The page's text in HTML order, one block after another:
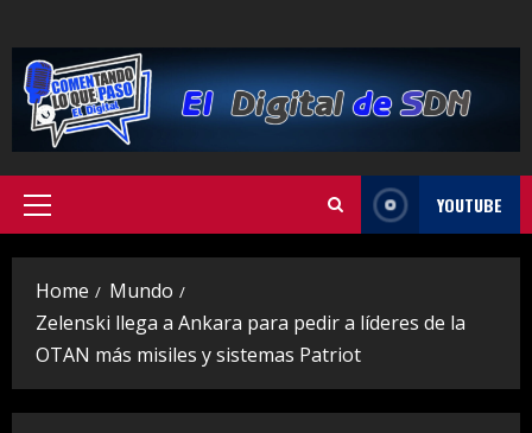
to
content
Primary
YOUTUBE
Home
Mundo
Zelenski llega a Ankara para pedir a líderes de la
OTAN más misiles y sistemas Patriot